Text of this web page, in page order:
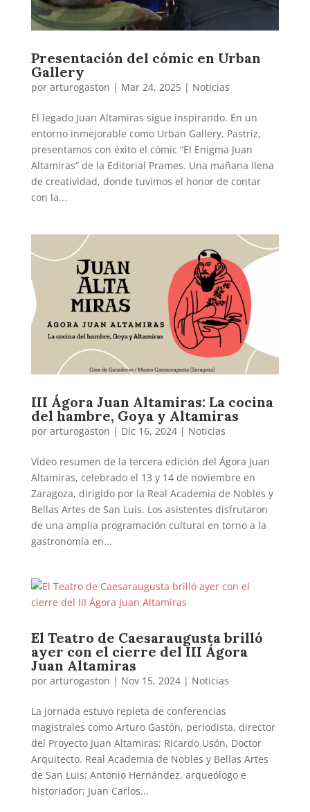
Presentación del cómic en Urban
Gallery
por arturogaston | Mar 24, 2025| Noticias
El legado Juan Altamiras sigue inspirando. En un
entorno inmejorable como Urban Gallery, Pastriz,
presentamos con éxito el cómic “El Enigma Juan
Altamiras” de la Editorial Prames. Una mañana llena
de creatividad, donde tuvimos el honor de contar
con la...
III Ágora Juan Altamiras: La cocina
del hambre, Goya y Altamiras
por arturogaston | Dic 16, 2024| Noticias
Vídeo resumen de la tercera edición del Ágora Juan
Altamiras, celebrado el 13 y 14 de noviembre en
Zaragoza, dirigido por la Real Academia de Nobles y
Bellas Artes de San Luis. Los asistentes disfrutaron
de una amplia programación cultural en torno a la
gastronomía en...
El Teatro de Caesaraugusta brilló
ayer con el cierre del III Ágora
Juan Altamiras
por arturogaston | Nov 15, 2024| Noticias
La jornada estuvo repleta de conferencias
magistrales como Arturo Gastón, periodista, director
del Proyecto Juan Altamiras; Ricardo Usón, Doctor
Arquitecto. Real Academia de Nobles y Bellas Artes
de San Luis; Antonio Hernández, arqueólogo e
historiador; Juan Carlos...